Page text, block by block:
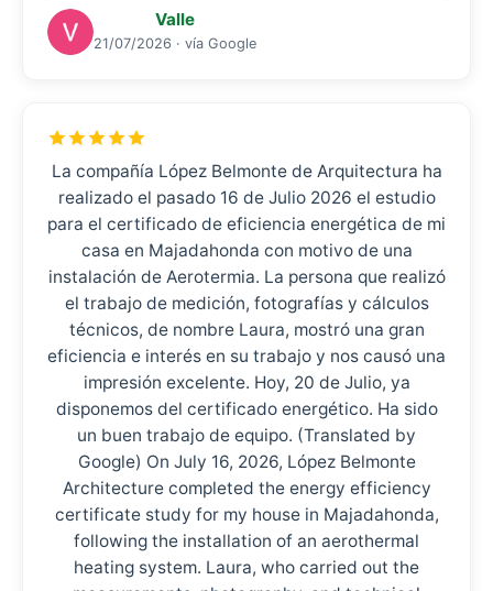
Valle
21/07/2026 · vía Google
La compañía López Belmonte de Arquitectura ha
realizado el pasado 16 de Julio 2026 el estudio
para el certificado de eficiencia energética de mi
casa en Majadahonda con motivo de una
instalación de Aerotermia. La persona que realizó
el trabajo de medición, fotografías y cálculos
técnicos, de nombre Laura, mostró una gran
eficiencia e interés en su trabajo y nos causó una
impresión excelente. Hoy, 20 de Julio, ya
disponemos del certificado energético. Ha sido
un buen trabajo de equipo. (Translated by
Google) On July 16, 2026, López Belmonte
Architecture completed the energy efficiency
certificate study for my house in Majadahonda,
following the installation of an aerothermal
heating system. Laura, who carried out the